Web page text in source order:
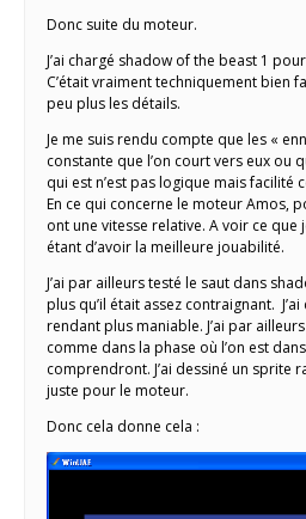
Donc suite du moteur.
J’ai chargé shadow of the beast 1
C’était vraiment techniquement bien
peu plus les détails.
Je me suis rendu compte que les «
constante que l’on court vers eux ou
qui est n’est pas logique mais facilité
En ce qui concerne le moteur Amos,
ont une vitesse relative. A voir ce que
étant d’avoir la meilleure jouabilité.
J’ai par ailleurs testé le saut dans
plus qu’il était assez contraignant.
rendant plus maniable. J’ai par
comme dans la phase où l’on est
comprendront. J’ai dessiné un sprite
juste pour le moteur.
Donc cela donne cela :